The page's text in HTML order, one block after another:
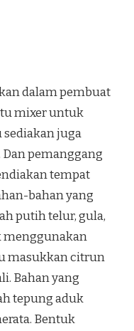
dalam pembuat
mixer untuk
sediakan juga
pemanggang
tempat
bahan yang
putih telur, gula,
menggunakan
masukkan citrun
Bahan yang
tepung aduk
Bentuk